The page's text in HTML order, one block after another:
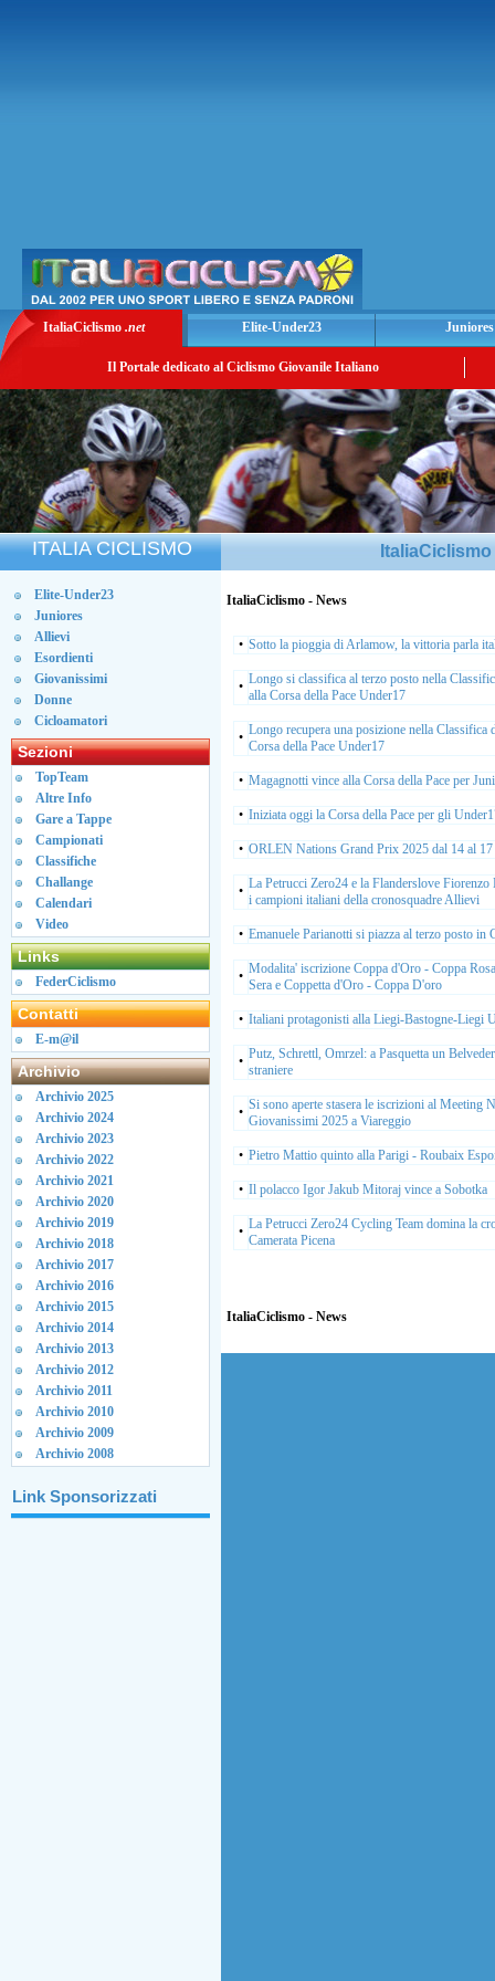
ItaliaCiclismo .net Elite-Under23 Juniores
Il Portale dedicato al Ciclismo Giovanile Italiano
ITALIA CICLISMO
Elite-Under23
Juniores
Allievi
Esordienti
Giovanissimi
Donne
Cicloamatori
Sezioni
TopTeam
Altre Info
Gare a Tappe
Campionati
Classifiche
Challange
Calendari
Video
Links
FederCiclismo
Contatti
E-m@il
Archivio
Archivio 2025
Archivio 2024
Archivio 2023
Archivio 2022
Archivio 2021
Archivio 2020
Archivio 2019
Archivio 2018
Archivio 2017
Archivio 2016
Archivio 2015
Archivio 2014
Archivio 2013
Archivio 2012
Archivio 2011
Archivio 2010
Archivio 2009
Archivio 2008
Link Sponsorizzati
ItaliaCiclismo - News
• Sotto la pioggia di Arlamow, la vittoria parla
• Longo si classifica al terzo posto nella
alla Corsa della Pace Under17
• Longo recupera una posizione nella Classifica
Corsa della Pace Under17
• Magagnotti vince alla Corsa della Pace per
• Iniziata oggi la Corsa della Pace per gli
• ORLEN Nations Grand Prix 2025 dal 14 al
• La Petrucci Zero24 e la Flanderslove
i campioni italiani della cronosquadre Allievi
• Emanuele Parianotti si piazza al terzo posto in
• Modalita' iscrizione Coppa d'Oro - Coppa
Sera e Coppetta d'Oro - Coppa D'oro
• Italiani protagonisti alla Liegi-Bastogne-Liegi
• Putz, Schrettl, Omrzel: a Pasquetta un
straniere
• Si sono aperte stasera le iscrizioni al Meeting
Giovanissimi 2025 a Viareggio
• Pietro Mattio quinto alla Parigi - Roubaix
• Il polacco Igor Jakub Mitoraj vince a Sobotka
• La Petrucci Zero24 Cycling Team domina la
Camerata Picena
ItaliaCiclismo - News